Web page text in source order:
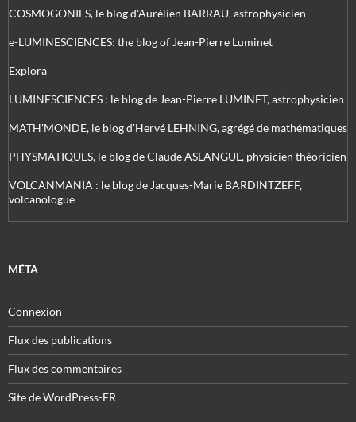
COSMOGONIES, le blog d'Aurélien BARRAU, astrophysicien
e-LUMINESCIENCES: the blog of Jean-Pierre Luminet
Explora
LUMINESCIENCES : le blog de Jean-Pierre LUMINET, astrophysicien
MATH'MONDE, le blog d'Hervé LEHNING, agrégé de mathématiques
PHYSMATIQUES, le blog de Claude ASLANGUL, physicien théoricien
VOLCANMANIA : le blog de Jacques-Marie BARDINTZEFF,
volcanologue
MÉTA
Connexion
Flux des publications
Flux des commentaires
Site de WordPress-FR